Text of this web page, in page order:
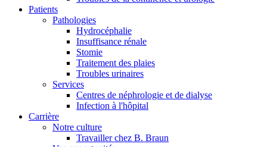
Patients
Pathologies
Hydrocéphalie
Insuffisance rénale
Stomie
Traitement des plaies
Troubles urinaires
Services
Centres de néphrologie et de dialyse
Infection à l'hôpital
Carrière
Notre culture
Travailler chez B. Braun